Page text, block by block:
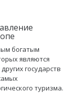
богатым
являются
государств
туризма.